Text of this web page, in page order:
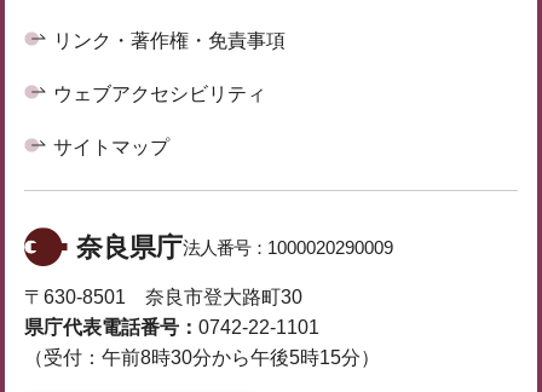
リンク・著作権・免責事項
ウェブアクセシビリティ
サイトマップ
奈良県庁法人番号： 1000020290009
〒630-8501 奈良市登大路町30
県庁代表電話番号： 0742-22-1101
（受付：午前8時30分から午後5時15分）